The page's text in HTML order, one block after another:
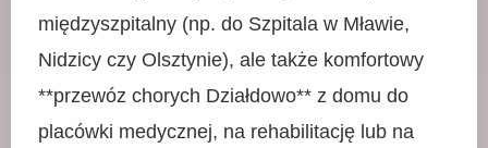
międzyszpitalny (np. do Szpitala w Mławie,
Nidzicy czy Olsztynie), ale także komfortowy
**przewóz chorych Działdowo** z domu do
placówki medycznej, na rehabilitację lub na